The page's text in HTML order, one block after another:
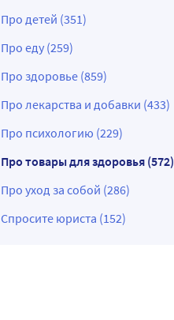
Про детей (351)
Про еду (259)
Про здоровье (859)
Про лекарства и добавки (433)
Про психологию (229)
Про товары для здоровья (572)
Про уход за собой (286)
Спросите юриста (152)